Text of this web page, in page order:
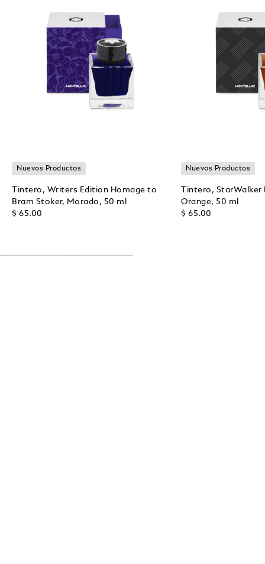
Nuevos Productos
Tintero, Writers Edition Homage to
Bram Stoker, Morado, 50 ml
$ 65.00
Nuevos Productos
Tintero, StarWalker
Orange, 50 ml
$ 65.00